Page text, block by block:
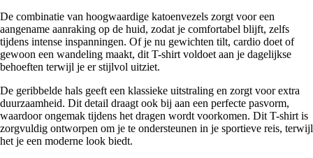
De combinatie van hoogwaardige katoenvezels zorgt voor een
aangename aanraking op de huid, zodat je comfortabel blijft, zelfs
tijdens intense inspanningen. Of je nu gewichten tilt, cardio doet of
gewoon een wandeling maakt, dit T-shirt voldoet aan je dagelijkse
behoeften terwijl je er stijlvol uitziet.
De geribbelde hals geeft een klassieke uitstraling en zorgt voor extra
duurzaamheid. Dit detail draagt ook bij aan een perfecte pasvorm,
waardoor ongemak tijdens het dragen wordt voorkomen. Dit T-shirt is
zorgvuldig ontworpen om je te ondersteunen in je sportieve reis, terwijl
het je een moderne look biedt.